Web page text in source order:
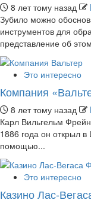
8 лет тому назад
Зубило можно
инструментов для
представление об
Это интересно
Компания
8 лет тому назад
Карл Вильгельм
1886 года он открыл
помощью...
Это интересно
Казино Лас-